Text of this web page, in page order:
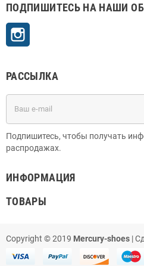
ПОДПИШИТЕСЬ НА НАШИ
РАССЫЛКА
Подпишитесь, чтобы получать
распродажах.
ИНФОРМАЦИЯ
ТОВАРЫ
Copyright © 2019 Mercury-shoes |